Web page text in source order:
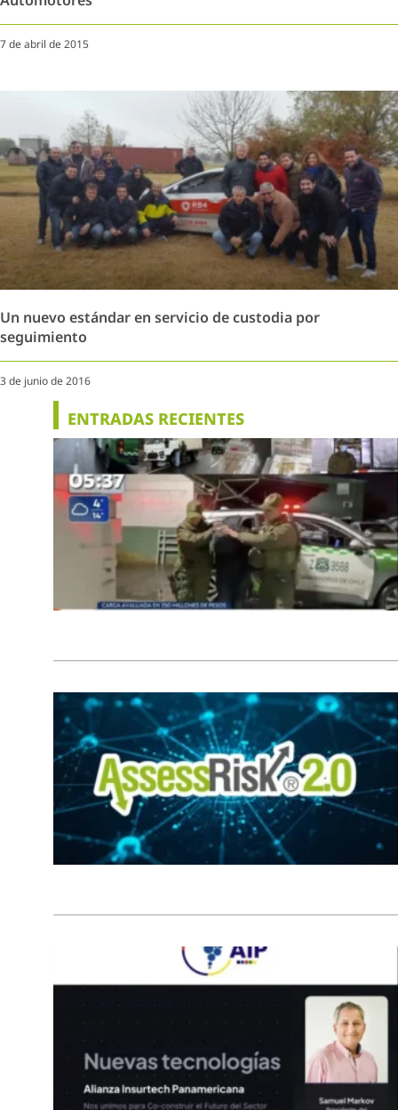
7 de abril de 2015
Un nuevo estándar en servicio de custodia por
seguimiento
3 de junio de 2016
ENTRADAS RECIENTES